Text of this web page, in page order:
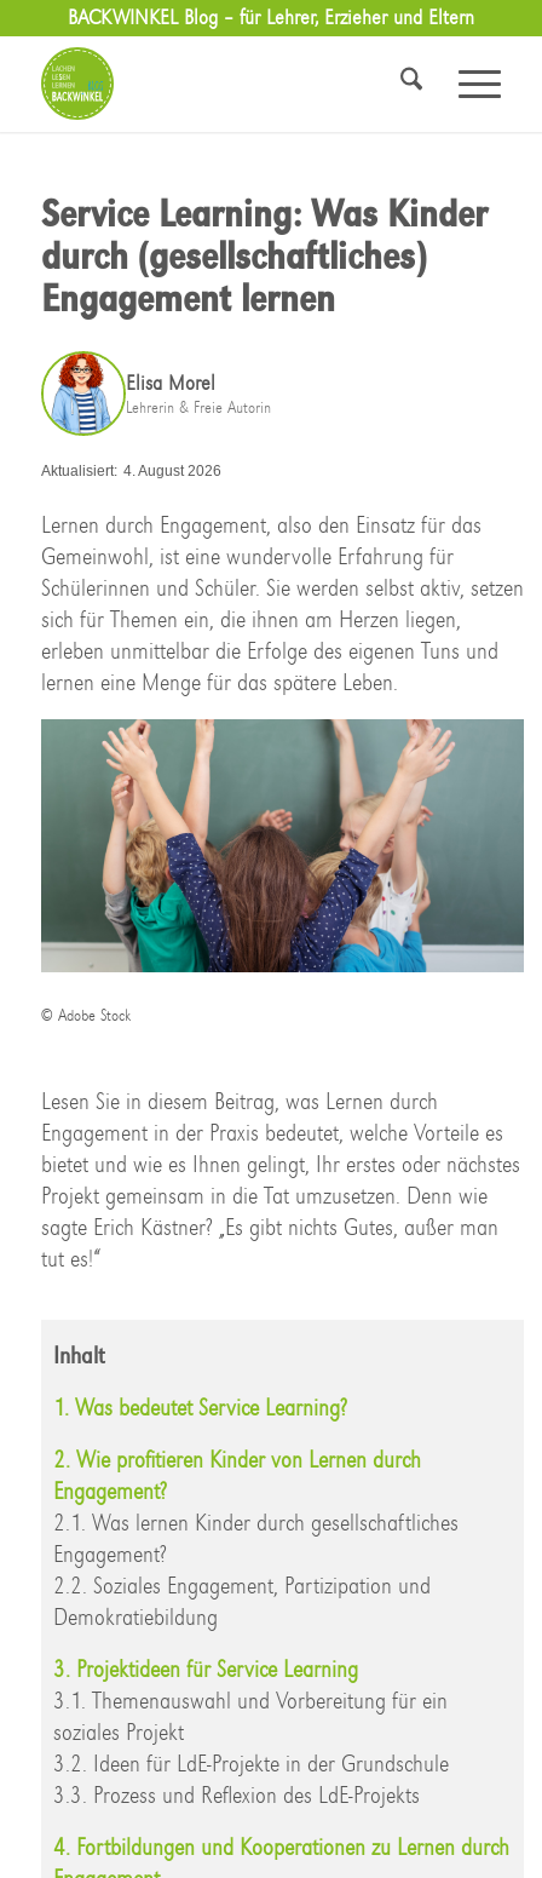
BACKWINKEL Blog – für Lehrer, Erzieher und Eltern
Service Learning: Was Kinder
durch (gesellschaftliches)
Engagement lernen
Elisa Morel
Lehrerin & Freie Autorin
Aktualisiert: 4. August 2026
Lernen durch Engagement, also den Einsatz für das
Gemeinwohl, ist eine wundervolle Erfahrung für
Schülerinnen und Schüler. Sie werden selbst aktiv, setzen
sich für Themen ein, die ihnen am Herzen liegen,
erleben unmittelbar die Erfolge des eigenen Tuns und
lernen eine Menge für das spätere Leben.
© Adobe Stock
Lesen Sie in diesem Beitrag, was Lernen durch
Engagement in der Praxis bedeutet, welche Vorteile es
bietet und wie es Ihnen gelingt, Ihr erstes oder nächstes
Projekt gemeinsam in die Tat umzusetzen. Denn wie
sagte Erich Kästner? „Es gibt nichts Gutes, außer man
tut es!“
Inhalt
1. Was bedeutet Service Learning?
2. Wie profitieren Kinder von Lernen durch
Engagement?
2.1. Was lernen Kinder durch gesellschaftliches
Engagement?
2.2. Soziales Engagement, Partizipation und
Demokratiebildung
3. Projektideen für Service Learning
3.1. Themenauswahl und Vorbereitung für ein
soziales Projekt
3.2. Ideen für LdE-Projekte in der Grundschule
3.3. Prozess und Reflexion des LdE-Projekts
4. Fortbildungen und Kooperationen zu Lernen durch